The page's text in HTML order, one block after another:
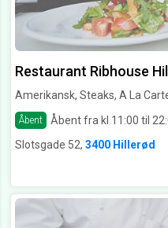
Restaurant Ribhouse
Amerikansk, Steaks, A La
Åbent Åbent fra kl 11:00 til
Slotsgade 52, 3400 Hillerød